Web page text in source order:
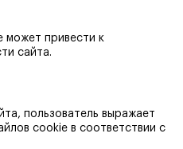
может привести к
сайта.
пользователь выражает
cookie в соответствии с